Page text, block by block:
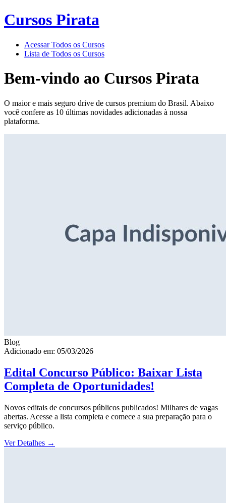
Cursos Pirata
Acessar Todos os Cursos
Lista de Todos os Cursos
Bem-vindo ao Cursos Pirata
O maior e mais seguro drive de cursos premium do Brasil. Abaixo
você confere as 10 últimas novidades adicionadas à nossa
plataforma.
Blog
Adicionado em: 05/03/2026
Edital Concurso Público: Baixar Lista
Completa de Oportunidades!
Novos editais de concursos públicos publicados! Milhares de vagas
abertas. Acesse a lista completa e comece a sua preparação para o
serviço público.
Ver Detalhes →